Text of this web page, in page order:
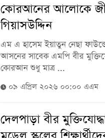
কোরআনের আলোকে
গিয়াসউদ্দিন
এম এ হাসেম ইয়াতুন নেছা
আসনের সাবেক এমপি বীর
কোরআন শুধু মাত্র ...
০৯ এপ্রিল ২০২৬ ০০:০০ এএম
দেলপাড়া বীর